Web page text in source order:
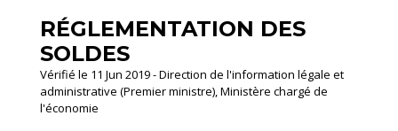
RÉGLEMENTATION DES
SOLDES
Vérifié le 11 Jun 2019 - Direction de l'information légale et
administrative (Premier ministre), Ministère chargé de
l'économie